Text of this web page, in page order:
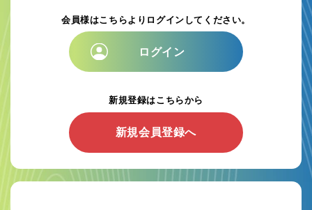
フォトグッズ カレンダー ボックス
レザー系
スクールプリント 証明
会員様はこちらよりログインしてください。
ログイン
新規登録はこちらから
新規会員登録へ